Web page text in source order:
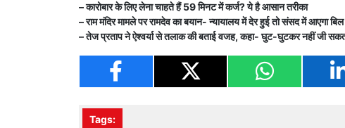
– कारोबार के लिए लेना चाहते हैं 59 मिनट में कर्ज? ये है आसान तरीका
– राम मंदिर मामले पर रामदेव का बयान- न्यायालय में देर हुई तो संसद में आएगा बिल
– तेज प्रताप ने ऐश्वर्या से तलाक की बताई वजह, कहा- घुट-घुटकर नहीं जी
Tags: